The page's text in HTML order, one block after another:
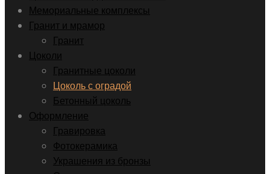
Мемориальные комплексы
Гранит и мрамор
Гранит
Цоколи
Гранитные цоколи
Цоколь с оградой
Бетонный цоколь
Оформление
Гравировка
Фотокерамика
Украшения из бронзы